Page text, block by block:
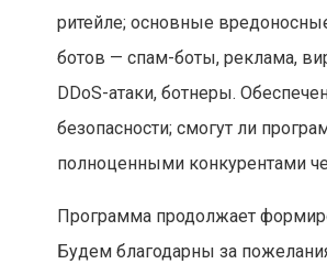
ритейле; основные
ботов — спам-боты, реклама,
DDoS-атаки, ботнеры.
безопасности; смогут ли
полноценными конкурентами
Программа продолжает
Будем благодарны за